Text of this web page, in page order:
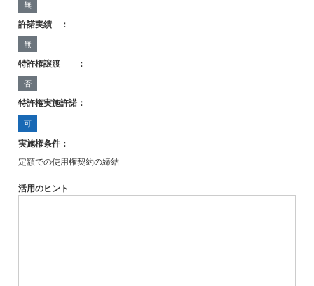
無
許諾実績 ：
無
特許権譲渡 ：
否
特許権実施許諾：
可
実施権条件：
定額での使用権契約の締結
活用のヒント